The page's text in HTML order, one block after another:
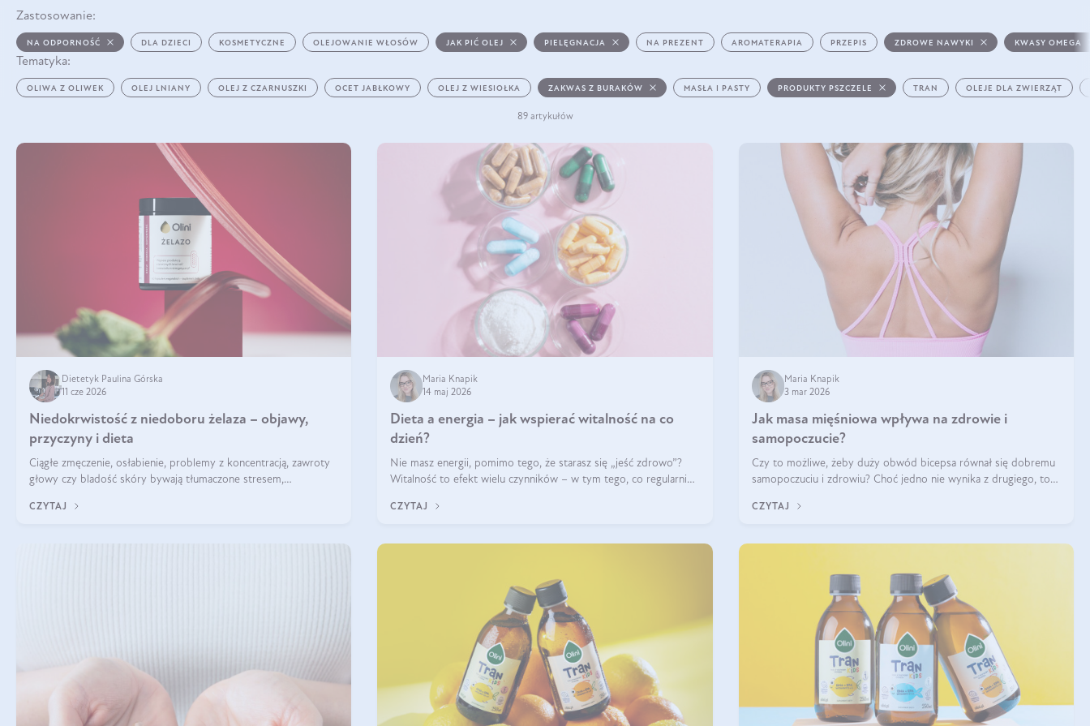
Zastosowanie:
NA ODPORNOŚĆ DLA DZIECI KOSMETYCZNE OLEJOWANIE WŁOSÓW JAK PIĆ OLEJ PIELĘGNACJA NA PREZENT AROMATERAPIA PRZEPIS ZDROWE NAWYKI KWASY OMEGA
Tematyka:
OLIWA Z OLIWEK OLEJ LNIANY OLEJ Z CZARNUSZKI OCET JABŁKOWY OLEJ Z WIESIOŁKA ZAKWAS Z BURAKÓW MASŁA I PASTY PRODUKTY PSZCZELE TRAN OLEJE DLA ZWIERZĄT
89 artykułów
Dietetyk Paulina Górska
11 cze 2026
Niedokrwistość z niedoboru żelaza – objawy,
przyczyny i dieta
Ciągłe zmęczenie, osłabienie, problemy z koncentracją, zawroty
głowy czy bladość skóry bywają tłumaczone stresem,
może być niedokrwistość z niedoboru żelaza.
CZYTAJ
Maria Knapik
14 maj 2026
Dieta a energia – jak wspierać witalność na co
dzień?
Nie masz energii, pomimo tego, że starasz się „jeść zdrowo”?
Witalność to efekt wielu czynników – w tym tego, co regularnie
się w zależności od osoby
CZYTAJ
Maria Knapik
3 mar 2026
Jak masa mięśniowa wpływa na zdrowie i
samopoczucie?
Czy to możliwe, żeby duży obwód bicepsa równał się dobremu
samopoczuciu i zdrowiu? Choć jedno nie wynika z drugiego, to
poprawić jakość życia. W jaki sposób? W tym wpisie wszystko
CZYTAJ